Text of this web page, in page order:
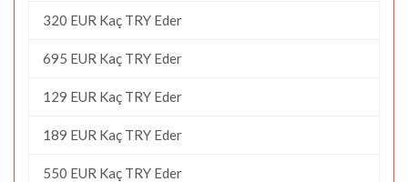
320 EUR Kaç TRY Eder
695 EUR Kaç TRY Eder
129 EUR Kaç TRY Eder
189 EUR Kaç TRY Eder
550 EUR Kaç TRY Eder